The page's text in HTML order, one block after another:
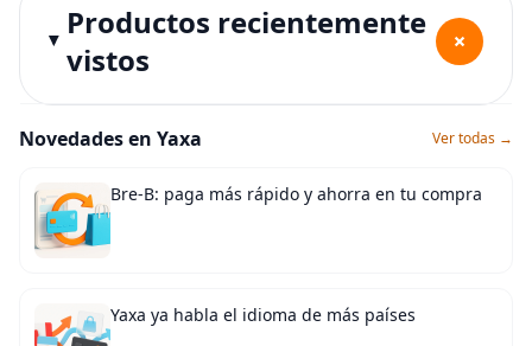
Productos recientemente
vistos
+
Novedades en Yaxa Ver todas →
Bre-B: paga más rápido y ahorra en tu compra
Yaxa ya habla el idioma de más países